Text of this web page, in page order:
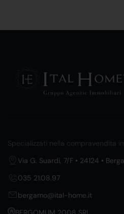
Specializzati nella compravendita
Via G. Suardi, 7/F • 24124 •
035 21.08.97
bergamo@ital-home.it